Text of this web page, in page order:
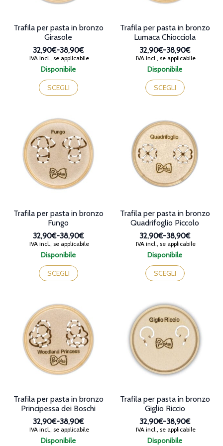
del
Disponibile
Trafila per pasta in bronzo
Girasole
32,90€-38,90€
Fascia
di
da
32,90€
IVA incl., se applicabile
SCEGLI
Questo
prodotto
ha
Le
opzioni
possono
essere
scelte
nella
pagina
Disponibile
Trafila per pasta in bronzo
Lumaca Chiocciola
32,90€-38,90€
Fascia
di
da
32,90€
IVA incl., se applicabile
SCEGLI
Questo
prodotto
ha
Le
opzioni
possono
essere
scelte
nella
pagina
Disponibile
Trafila per pasta in bronzo
Fungo
32,90€-38,90€
Fascia
di
da
32,90€
IVA incl., se applicabile
SCEGLI
Questo
prodotto
ha
Le
opzioni
possono
essere
scelte
nella
pagina
Disponibile
Trafila per pasta in bronzo
Quadrifoglio Piccolo
32,90€-38,90€
Fascia
di
da
32,90€
IVA incl., se applicabile
SCEGLI
Questo
prodotto
ha
varianti.
Le
opzioni
possono
essere
scelte
pagina
del
Disponibile
Trafila per pasta in bronzo
Principessa dei Boschi
32,90€-38,90€
Fascia
di
IVA incl., se applicabile
Disponibile
Trafila per pasta in bronzo
Giglio Riccio
32,90€-38,90€
Fascia
di
IVA incl., se applicabile